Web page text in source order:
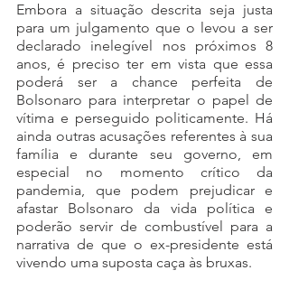
Embora a situação descrita seja justa
para um julgamento que o levou a ser
declarado inelegível nos próximos 8
anos, é preciso ter em vista que essa
poderá ser a chance perfeita de
Bolsonaro para interpretar o papel de
vítima e perseguido politicamente. Há
ainda outras acusações referentes à sua
família e durante seu governo, em
especial no momento crítico da
pandemia, que podem prejudicar e
afastar Bolsonaro da vida política e
poderão servir de combustível para a
narrativa de que o ex-presidente está
vivendo uma suposta caça às bruxas.